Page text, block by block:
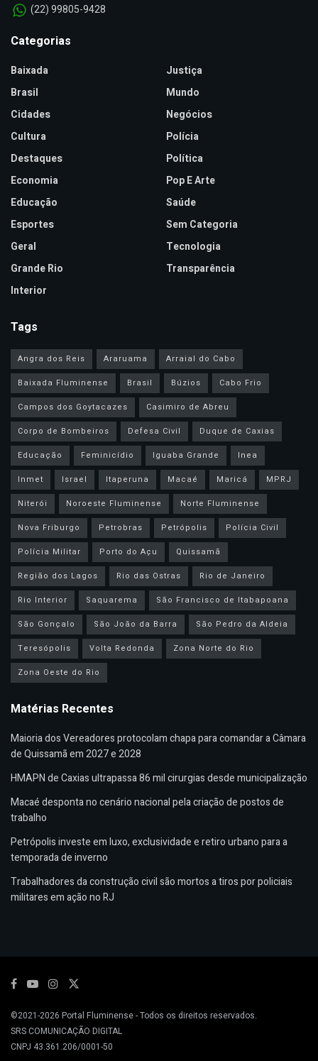
(22) 99805-9428
Categorias
Baixada
Brasil
Cidades
Cultura
Destaques
Economia
Educação
Esportes
Geral
Grande Rio
Interior
Justiça
Mundo
Negócios
Polícia
Política
Pop E Arte
Saúde
Sem Categoria
Tecnologia
Transparência
Tags
Angra dos Reis Araruama
Arraial do Cabo
Baixada Fluminense
Brasil Búzios
Cabo Frio
Campos dos Goytacazes
Casimiro de Abreu
Corpo de Bombeiros
Defesa Civil
Duque de Caxias
Educação
Feminicídio Iguaba Grande
Inea
Inmet
Israel Itaperuna Macaé Maricá
MPRJ
Niterói
Noroeste Fluminense
Norte Fluminense
Nova Friburgo
Petrobras Petrópolis
Polícia Civil
Polícia Militar
Porto do Açu
Quissamã
Região dos Lagos
Rio das Ostras
Rio de Janeiro
Rio Interior
Saquarema
São Francisco de Itabapoana
São Gonçalo
São João da Barra
São Pedro da Aldeia
Teresópolis
Volta Redonda
Zona Norte do Rio
Zona Oeste do Rio
Matérias Recentes
Maioria dos Vereadores protocolam chapa para comandar a Câmara
de Quissamã em 2027 e 2028
HMAPN de Caxias ultrapassa 86 mil cirurgias desde municipalização
Macaé desponta no cenário nacional pela criação de postos de
trabalho
Petrópolis investe em luxo, exclusividade e retiro urbano para a
temporada de inverno
Trabalhadores da construção civil são mortos a tiros por policiais
militares em ação no RJ
©2021-2026 Portal Fluminense- Todos os direitos reservados.
SRS COMUNICAÇÃO DIGITAL
CNPJ 43.361.206/0001-50